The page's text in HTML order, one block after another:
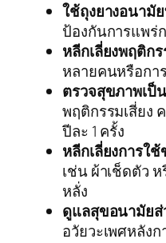
ใช้ถุงยางอนามั
ป้องกันการแพร่
หลีกเลี่ยงพฤติกร
หลายคนหรือกา
ตรวจสุขภาพเป็
พฤติกรรมเสี่ยง
ปีละ 1 ครั้ง
หลีกเลี่ยงการใ
เช่น ผ้าเช็ดตัว
หลั่ง
ดูแลสุขอนามัย
อวัยวะเพศหลัง